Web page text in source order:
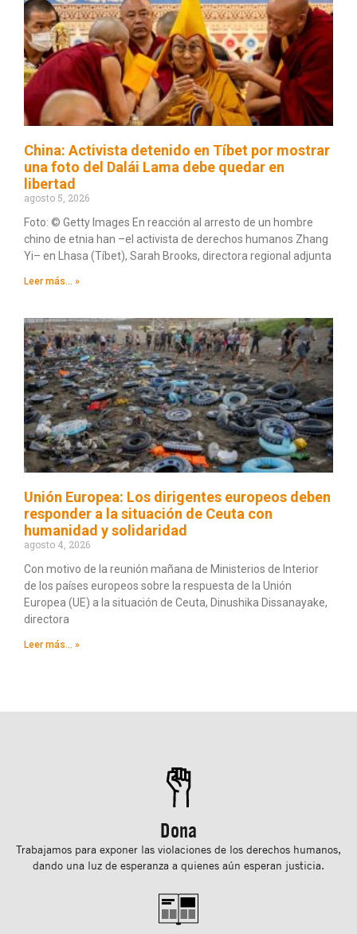
China: Activista detenido en Tíbet por mostrar
una foto del Dalái Lama debe quedar en
libertad
agosto 5, 2026
Foto: © Getty Images En reacción al arresto de un hombre
chino de etnia han –el activista de derechos humanos Zhang
Yi– en Lhasa (Tíbet), Sarah Brooks, directora regional adjunta
Leer más... »
Unión Europea: Los dirigentes europeos deben
responder a la situación de Ceuta con
humanidad y solidaridad
agosto 4, 2026
Con motivo de la reunión mañana de Ministerios de Interior
de los países europeos sobre la respuesta de la Unión
Europea (UE) a la situación de Ceuta, Dinushika Dissanayake,
directora
Leer más... »
Dona
Trabajamos para exponer las violaciones de los derechos humanos,
dando una luz de esperanza a quienes aún esperan justicia.